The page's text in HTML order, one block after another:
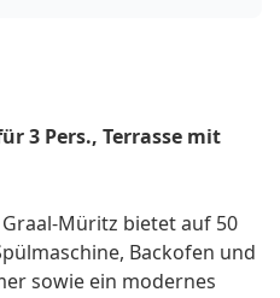
3 Pers., Terrasse mit
Müritz bietet auf 50
Backofen und
sowie ein modernes